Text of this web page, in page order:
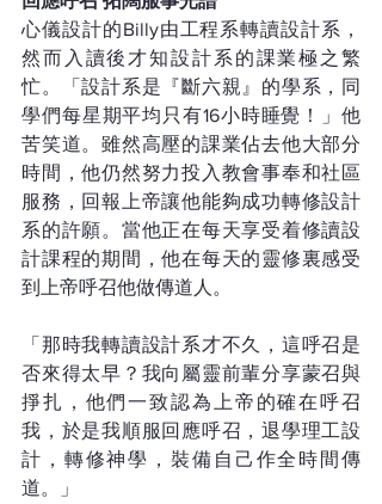
心儀設計的Billy由工程系轉讀設計系，
然而入讀後才知設計系的課業極之繁
忙。「設計系是『斷六親』的學系，同
學們每星期平均只有16小時睡覺！」他
苦笑道。雖然高壓的課業佔去他大部分
時間，他仍然努力投入教會事奉和社區
服務，回報上帝讓他能夠成功轉修設計
系的許願。當他正在每天享受着修讀設
計課程的期間，他在每天的靈修裏感受
到上帝呼召他做傳道人。
「那時我轉讀設計系才不久，這呼召是
否來得太早？我向屬靈前輩分享蒙召與
掙扎，他們一致認為上帝的確在呼召
我，於是我順服回應呼召，退學理工設
計，轉修神學，裝備自己作全時間傳
道。」